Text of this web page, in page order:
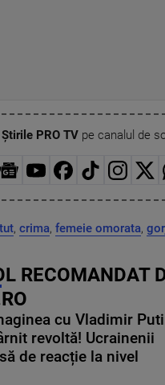
Știrile PRO TVpe canalul de
, crima, femeie omorata,
RECOMANDAT
cu Vladimir
revoltă! Ucrainenii
de reacție la nivel